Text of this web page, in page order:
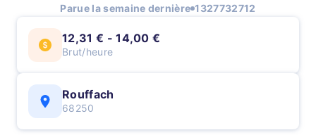
Parue la semaine dernière 1327732712
12,31 € - 14,00 €
Brut/heure
Rouffach
68250